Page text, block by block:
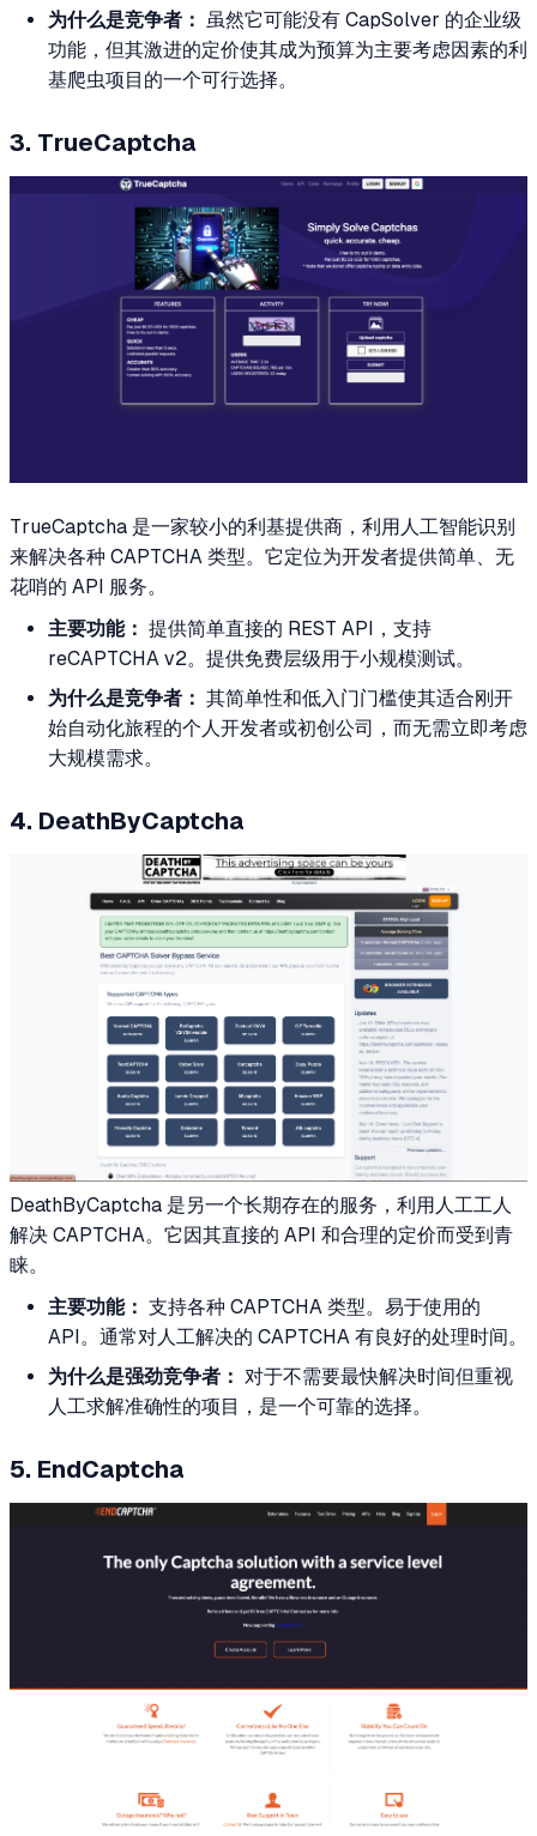
为什么是竞争者： 虽然它可能没有 CapSolver 的企业级
功能，但其激进的定价使其成为预算为主要考虑因素的利
基爬虫项目的一个可行选择。
3. TrueCaptcha
TrueCaptcha 是一家较小的利基提供商，利用人工智能识别
来解决各种 CAPTCHA 类型。它定位为开发者提供简单、无
花哨的 API 服务。
主要功能： 提供简单直接的 REST API，支持
reCAPTCHA v2。提供免费层级用于小规模测试。
为什么是竞争者： 其简单性和低入门门槛使其适合刚开
始自动化旅程的个人开发者或初创公司，而无需立即考虑
大规模需求。
4. DeathByCaptcha
DeathByCaptcha 是另一个长期存在的服务，利用人工工人
解决 CAPTCHA。它因其直接的 API 和合理的定价而受到青
睐。
主要功能： 支持各种 CAPTCHA 类型。易于使用的
API。通常对人工解决的 CAPTCHA 有良好的处理时间。
为什么是强劲竞争者： 对于不需要最快解决时间但重视
人工求解准确性的项目，是一个可靠的选择。
5. EndCaptcha